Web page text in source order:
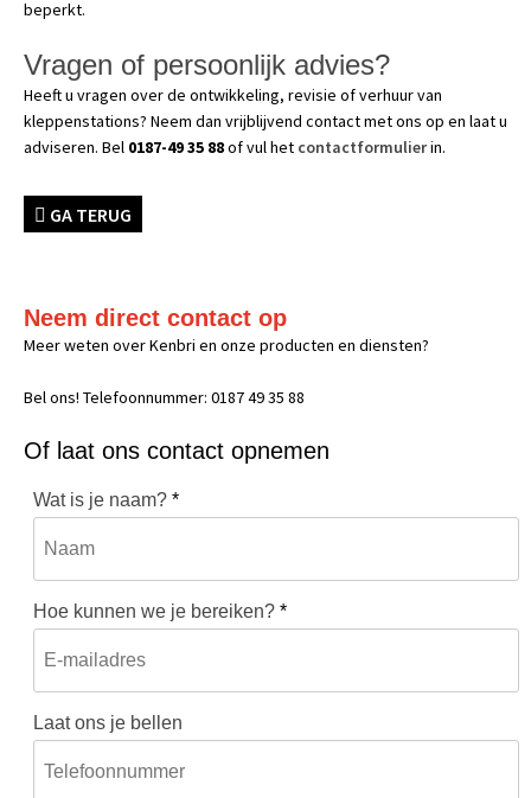
beperkt.
Vragen of persoonlijk advies?
Heeft u vragen over de ontwikkeling, revisie of verhuur van
kleppenstations? Neem dan vrijblijvend contact met ons op en laat u
adviseren. Bel 0187-49 35 88of vul het contactformulierin.
GA TERUG
Neem direct contact op
Meer weten over Kenbri en onze producten en diensten?
Bel ons! Telefoonnummer: 0187 49 35 88
Of laat ons contact opnemen
Wat is je naam?*
Hoe kunnen we je bereiken?*
Laat ons je bellen